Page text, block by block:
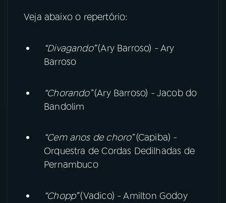
Veja abaixo o repertório:
“Divagando”(Ary Barroso) - Ary
Barroso
“Chorando”(Ary Barroso) - Jacob do
Bandolim
“Cem anos de choro”(Capiba) -
Orquestra de Cordas Dedilhadas de
Pernambuco
“Chopp”(Vadico) - Amilton Godoy